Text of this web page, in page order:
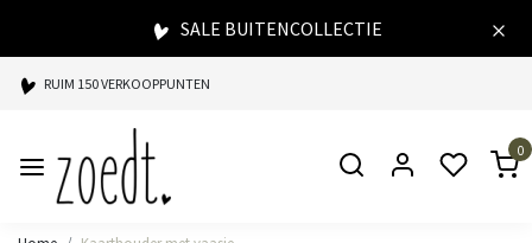
SALE BUITENCOLLECTIE
RUIM 150 VERKOOPPUNTEN
SPAARPUNTEN BIJ ELKE AANKOOP
SNELLE LEVERING
0